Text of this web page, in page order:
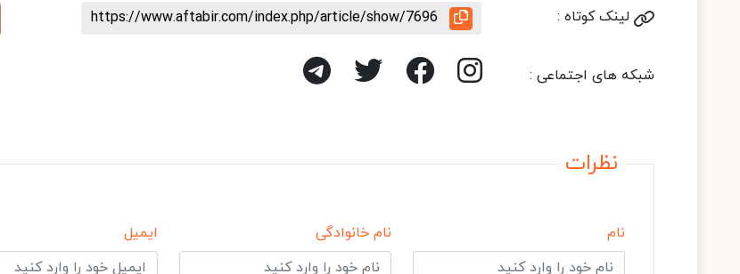
لینک کوتاه : https://www.aftabir.com/index.php/article/show/7696
شبکه های اجتماعی :
نظرات
نام نام خانوادگی ایمیل